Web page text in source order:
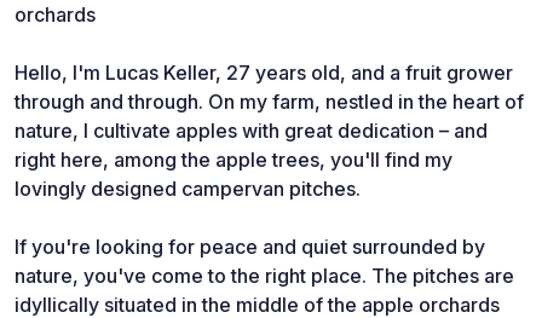
orchards
Hello, I'm Lucas Keller, 27 years old, and a fruit grower
through and through. On my farm, nestled in the heart of
nature, I cultivate apples with great dedication – and
right here, among the apple trees, you'll find my
lovingly designed campervan pitches.
If you're looking for peace and quiet surrounded by
nature, you've come to the right place. The pitches are
idyllically situated in the middle of the apple orchards